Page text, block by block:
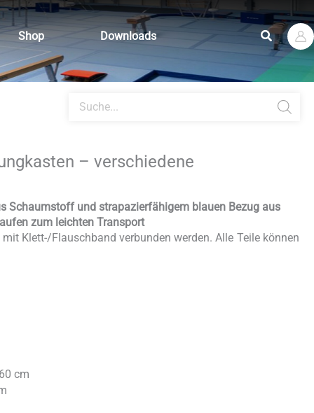
Shop Downloads Suchen
search
– verschiedene
Schaumstoff und strapazierfähigem blauen Bezug aus
zum leichten Transport
Klett-/Flauschband verbunden werden. Alle Teile können
cm